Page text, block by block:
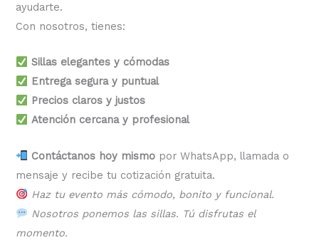
ayudarte.
Con nosotros, tienes:
Sillas elegantes y cómodas
Entrega segura y puntual
Precios claros y justos
Atención cercana y profesional
Contáctanos hoy mismo por WhatsApp, llamada o
mensaje y recibe tu cotización gratuita.
Haz tu evento más cómodo, bonito y funcional.
Nosotros ponemos las sillas. Tú disfrutas el
momento.